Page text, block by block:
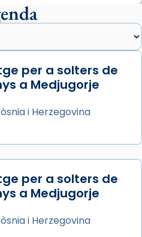
ha tingut lloc la
en agraïment al
la visita apostòlica
a Barcelona, i als
de Barcelona.
el cardenal Joan
la missa i l’ha
de Barcelona,
per a solters de
a Medjugorje
i Herzegovina
per a solters de
a Medjugorje
i Herzegovina